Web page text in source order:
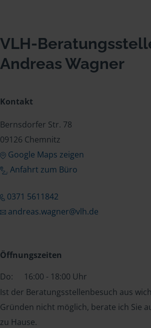
VLH-
Andreas Wagner
Kontakt
Bernsdorfer Str. 78
09126 Chemnitz
Google Maps zeigen
Anfahrt zum Büro
0371 5611842
andreas.wagner@vlh.de
Öffnungszeiten
Do:
16:00 - 18:00 Uhr
Ist der Beratungsstellenbesuch aus
Gründen nicht möglich, berate ich Sie
zu Hause.